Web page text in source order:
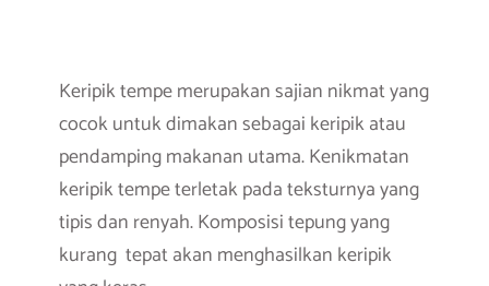
Keripik tempe merupakan sajian nikmat yang
cocok untuk dimakan sebagai keripik atau
pendamping makanan utama. Kenikmatan
keripik tempe terletak pada teksturnya yang
tipis dan renyah. Komposisi tepung yang
kurang tepat akan menghasilkan keripik